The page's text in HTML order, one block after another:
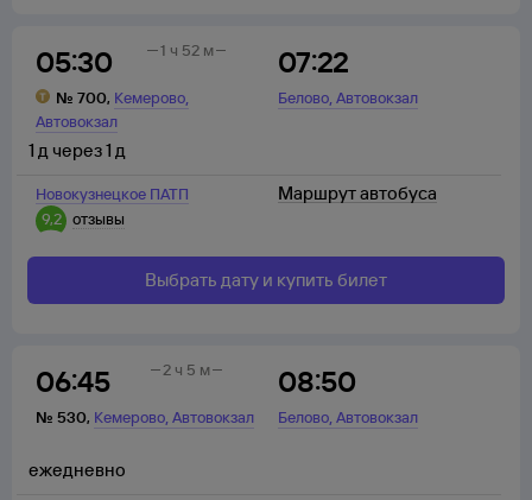
05:30
№ 700, Кемерово,
Автовокзал
07:22
Белово,Автовокзал
1 ч 52 м
Новокузнецкое ПАТП
9,2 отзывы
1 д через1 д
Маршрут автобуса
Выбрать дату и купить билет
06:45
№ 530, Кемерово,Автовокзал
08:50
Белово,Автовокзал
2 ч 5 м
ежедневно